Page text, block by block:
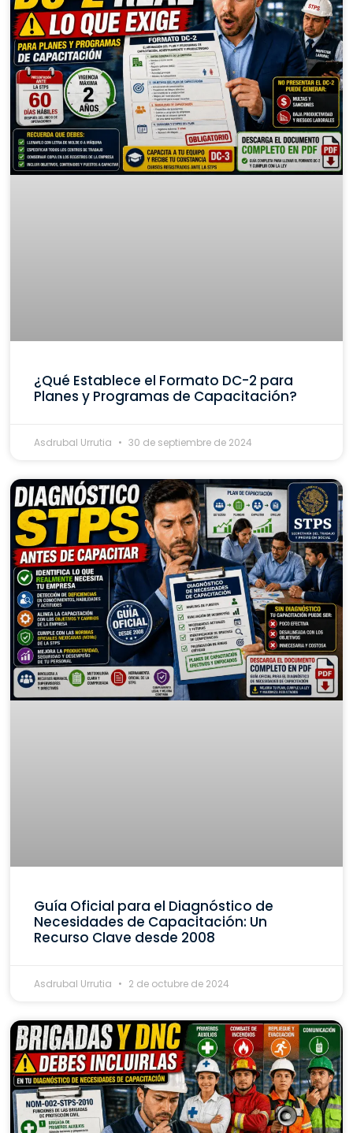
¿Qué Establece el Formato DC-2 para
Planes y Programas de Capacitación?
Asdrubal Urrutia 30 de septiembre de 2024
Guía Oficial para el Diagnóstico de
Necesidades de Capacitación: Un
Recurso Clave desde 2008
Asdrubal Urrutia 2 de octubre de 2024